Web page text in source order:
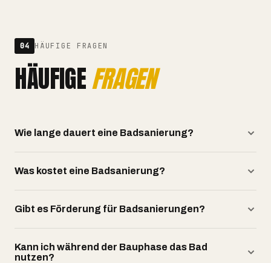
04 HÄUFIGE FRAGEN
HÄUFIGEFRAGEN
Wie lange dauert eine Badsanierung?
Was kostet eine Badsanierung?
Gibt es Förderung für Badsanierungen?
Kann ich während der Bauphase das Bad
nutzen?